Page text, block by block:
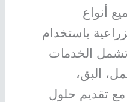
أنواع
باستخدام
الخدمات
البق،
تقديم حلول